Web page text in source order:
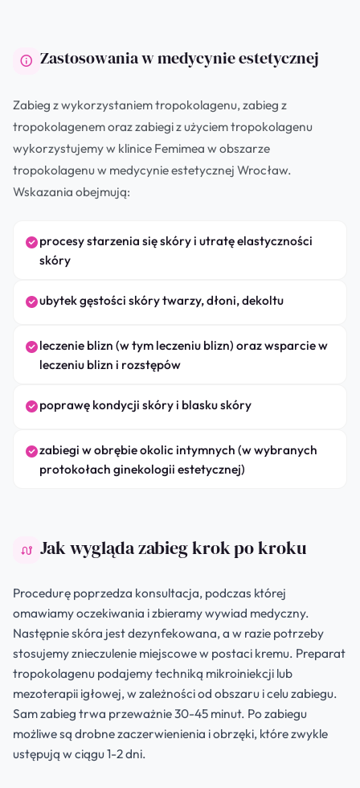
Zastosowania w medycynie estetycznej
Zabieg z wykorzystaniem tropokolagenu, zabieg z
tropokolagenem oraz zabiegi z użyciem tropokolagenu
wykorzystujemy w klinice Femimea w obszarze
tropokolagenu w medycynie estetycznej Wrocław.
Wskazania obejmują:
procesy starzenia się skóry i utratę elastyczności
skóry
ubytek gęstości skóry twarzy, dłoni, dekoltu
leczenie blizn (w tym leczeniu blizn) oraz wsparcie w
leczeniu blizn i rozstępów
poprawę kondycji skóry i blasku skóry
zabiegi w obrębie okolic intymnych (w wybranych
protokołach ginekologii estetycznej)
Jak wygląda zabieg krok po kroku
Procedurę poprzedza konsultacja, podczas której
omawiamy oczekiwania i zbieramy wywiad medyczny.
Następnie skóra jest dezynfekowana, a w razie potrzeby
stosujemy znieczulenie miejscowe w postaci kremu. Preparat
tropokolagenu podajemy techniką mikroiniekcji lub
mezoterapii igłowej, w zależności od obszaru i celu zabiegu.
Sam zabieg trwa przeważnie 30-45 minut. Po zabiegu
możliwe są drobne zaczerwienienia i obrzęki, które zwykle
ustępują w ciągu 1-2 dni.